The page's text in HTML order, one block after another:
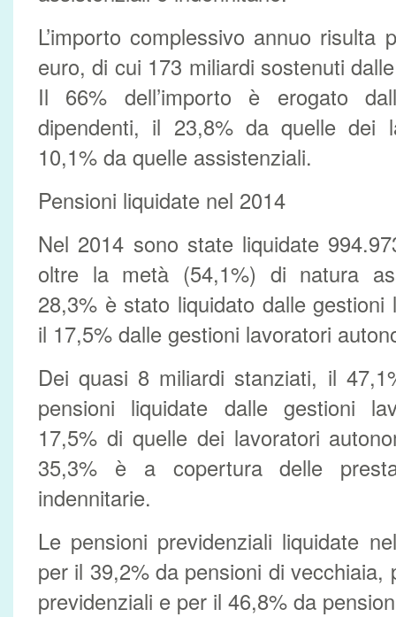
L’importo complessivo annuo
euro, di cui 173 miliardi sostenuti
Il 66% dell’importo è erogato
dipendenti, il 23,8% da quelle dei
10,1% da quelle assistenziali.
Pensioni liquidate nel 2014
Nel 2014 sono state liquidate
oltre la metà (54,1%) di natura
28,3% è stato liquidato dalle gestioni
il 17,5% dalle gestioni lavoratori
Dei quasi 8 miliardi stanziati, il
pensioni liquidate dalle gestioni
17,5% di quelle dei lavoratori
35,3% è a copertura delle
indennitarie.
Le pensioni previdenziali liquidate
per il 39,2% da pensioni di vecchiaia,
previdenziali e per il 46,8% da